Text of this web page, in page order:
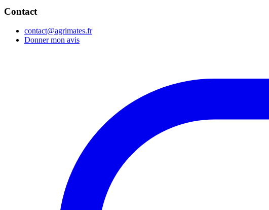
Contact
contact@agrimates.fr
Donner mon avis